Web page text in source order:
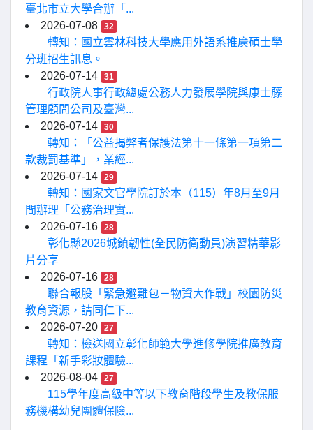
臺北市立大學合辦「...
2026-07-08
32
轉知：國立雲林科技大學應用外語系推廣碩士學
分班招生訊息。
2026-07-14
31
行政院人事行政總處公務人力發展學院與康士藤
管理顧問公司及臺灣...
2026-07-14
30
轉知：「公益揭弊者保護法第十一條第一項第二
款裁罰基準」，業經...
2026-07-14
29
轉知：國家文官學院訂於本（115）年8月至9月
間辦理「公務治理實...
2026-07-16
28
彰化縣2026城鎮韌性(全民防衛動員)演習精華影
片分享
2026-07-16
28
聯合報股「緊急避難包－物資大作戰」校園防災
教育資源，請同仁下...
2026-07-20
27
轉知：檢送國立彰化師範大學進修學院推廣教育
課程「新手彩妝體驗...
2026-08-04
27
115學年度高級中等以下教育階段學生及教保服
務機構幼兒團體保險...